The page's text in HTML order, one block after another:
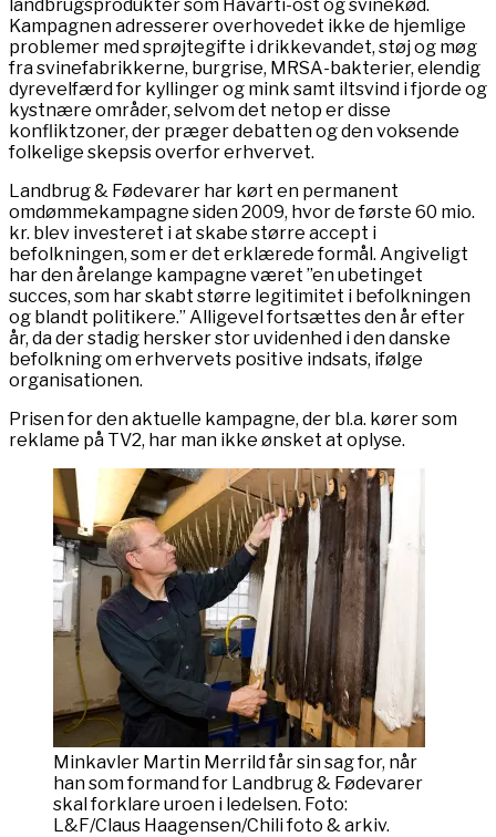
landbrugsprodukter som Havarti-ost og svinekød.
Kampagnen adresserer overhovedet ikke de hjemlige
problemer med sprøjtegifte i drikkevandet, støj og møg
fra svinefabrikkerne, burgrise, MRSA-bakterier, elendig
dyrevelfærd for kyllinger og mink samt iltsvind i fjorde og
kystnære områder, selvom det netop er disse
konfliktzoner, der præger debatten og den voksende
folkelige skepsis overfor erhvervet.
Landbrug & Fødevarer har kørt en permanent
omdømmekampagne siden 2009, hvor de første 60 mio.
kr. blev investeret i at skabe større accept i
befolkningen, som er det erklærede formål. Angiveligt
har den årelange kampagne været ”en ubetinget
succes, som har skabt større legitimitet i befolkningen
og blandt politikere.” Alligevel fortsættes den år efter
år, da der stadig hersker stor uvidenhed i den danske
befolkning om erhvervets positive indsats, ifølge
organisationen.
Prisen for den aktuelle kampagne, der bl.a. kører som
reklame på TV2, har man ikke ønsket at oplyse.
Minkavler Martin Merrild får sin sag for, når
han som formand for Landbrug & Fødevarer
skal forklare uroen i ledelsen. Foto:
L&F/Claus Haagensen/Chili foto & arkiv.